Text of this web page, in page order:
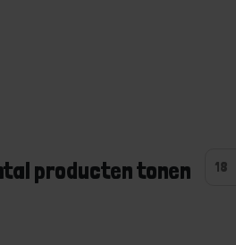
producten tonen